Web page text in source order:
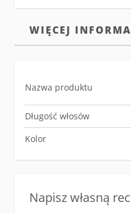
WIĘCEJ
Nazwa produktu
Długość włosów
Kolor
Napisz własną